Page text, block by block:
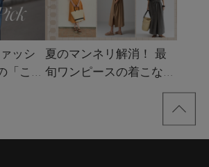
ッシ
「これ
夏のマンネリ解消！ 最
旬ワンピースの着こなし